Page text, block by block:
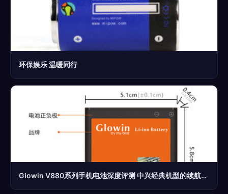
环保娱乐 温暖同行
Glowin V880系列手机电池深度评测 中兴经典机型的续航救星